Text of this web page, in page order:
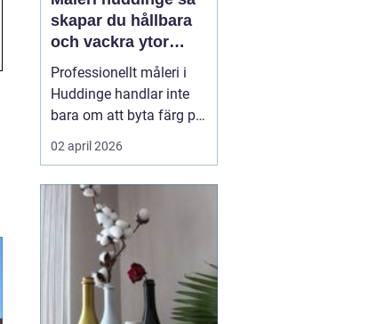
skapar du hållbara
och vackra ytor
hemma
Professionellt måleri i
Huddinge handlar inte
bara om att byta färg på
en vägg. Rätt utfört
arbete skyddar huset
höjer värdet på bostaden
och gör vardagen
trevligare. Genom att
planera projektet
noggrant, välja rätt
färgtyper oc...
02 april 2026